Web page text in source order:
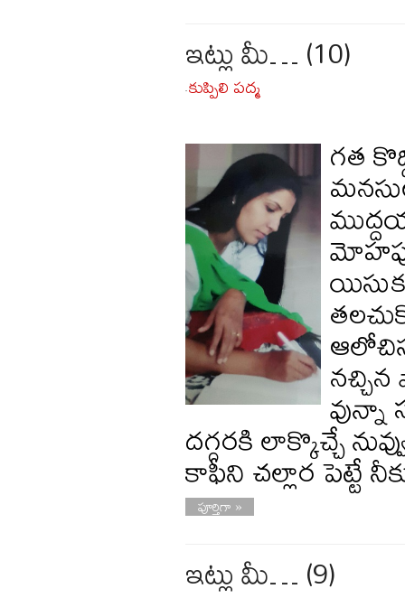
ఇట్లు మీ… (10)
-కుప్పిలి పద్మ
గత
యిసుక
దగ్గరకి లాక్కొచ్చే
కాఫీని చల్లార పెట్టే
పూర్తిగా »
ఇట్లు మీ… (9)